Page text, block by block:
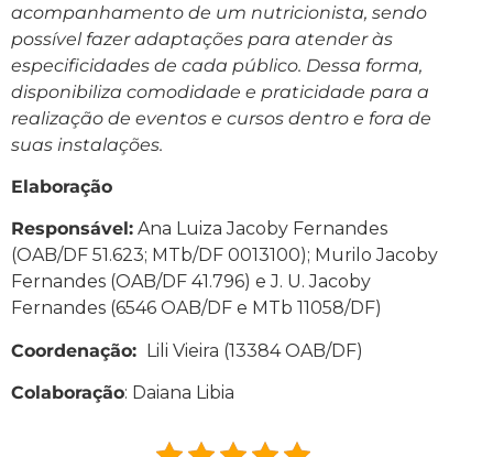
acompanhamento de um nutricionista, sendo
possível fazer adaptações para atender às
especificidades de cada público. Dessa forma,
disponibiliza comodidade e praticidade para a
realização de eventos e cursos dentro e fora de
suas instalações.
Elaboração
Responsável: Ana Luiza Jacoby Fernandes
(OAB/DF 51.623; MTb/DF 0013100); Murilo Jacoby
Fernandes (OAB/DF 41.796) e J. U. Jacoby
Fernandes (6546 OAB/DF e MTb 11058/DF)
Coordenação: Lili Vieira (13384 OAB/DF)
Colaboração: Daiana Libia